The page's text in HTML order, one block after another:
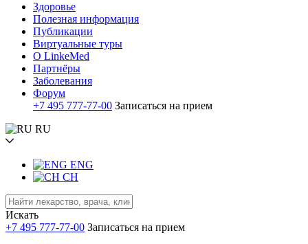
Здоровье
Полезная информация
Публикации
Виртуальные туры
О LinkeMed
Партнёры
Заболевания
Форум
+7 495 777-77-00 Записаться на прием
RU
ENG
CH
Искать
+7 495 777-77-00 Записаться на прием